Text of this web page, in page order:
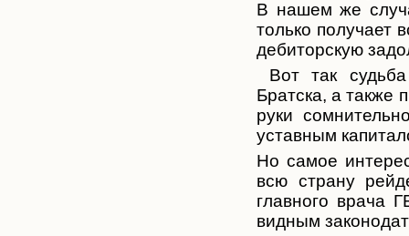
В нашем же
только получает
дебиторскую
Вот так судьба
Братска, а также
руки
уставным
Но самое
всю страну
главного врача
видным